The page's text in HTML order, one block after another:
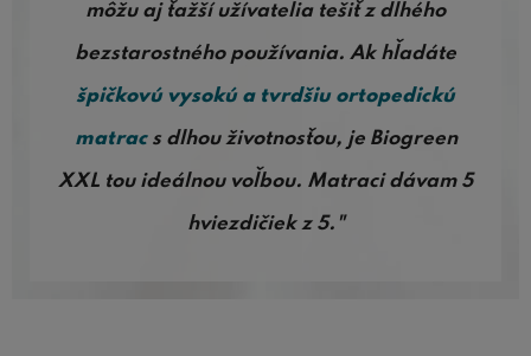
môžu aj ťažší užívatelia tešiť z dlhého
bezstarostného používania. Ak hľadáte
špičkovú vysokú a tvrdšiu ortopedickú
matracs dlhou životnosťou, je Biogreen
XXL tou ideálnou voľbou. Matraci dávam 5
hviezdičiek z 5."